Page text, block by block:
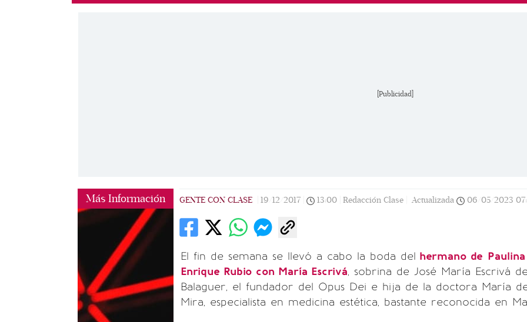
[Publicidad]
Más Información GENTE CON CLASE 19/12/2017 13:00 Redacción Clase | Actualizada 06/05/2023
El fin de semana se llevó a cabo la boda del hermano de
Enrique Rubio con María Escrivá, sobrina de José María Escrivá
Balaguer, el fundador del Opus Dei e hija de la doctora María
Mira, especialista en medicina estética, bastante reconocida en